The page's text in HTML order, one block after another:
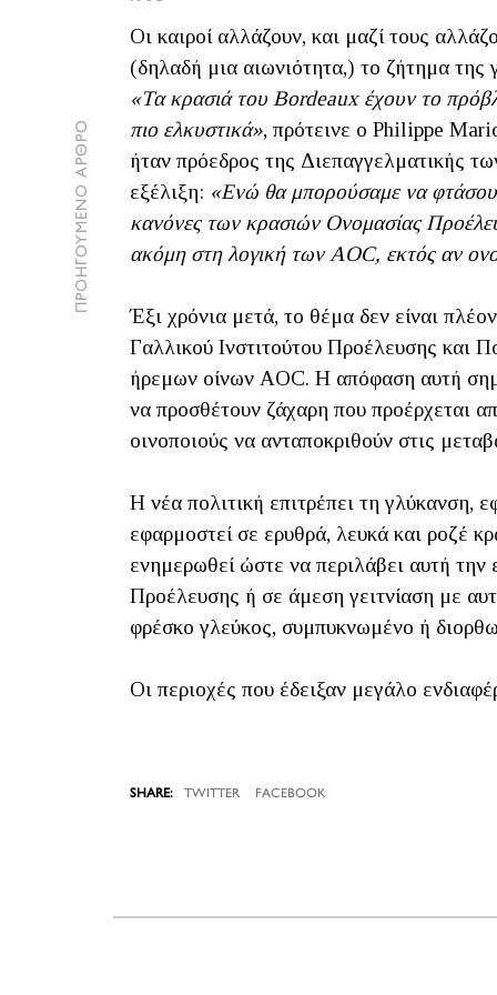
ΠΡΟΗΓΟΥΜΕΝΟ ΑΡΘΡΟ
Οι καιροί αλλάζουν, και μαζί τους
(δηλαδή μια αιωνιότητα,) το ζήτημα της
«Τα κρασιά του Bordeaux έχουν το
πιο ελκυστικά», πρότεινε ο Philippe
ήταν πρόεδρος της Διεπαγγελματικής
εξέλιξη: «Ενώ θα μπορούσαμε να
κανόνες των κρασιών Ονομασίας
ακόμη στη λογική των AOC, εκτός αν
Έξι χρόνια μετά, το θέμα δεν είναι
Γαλλικού Ινστιτούτου Προέλευσης και
ήρεμων οίνων AOC. Η απόφαση αυτή
να προσθέτουν ζάχαρη που προέρχεται
οινοποιούς να ανταποκριθούν στις
Η νέα πολιτική επιτρέπει τη γλύκανση,
εφαρμοστεί σε ερυθρά, λευκά και ροζέ
ενημερωθεί ώστε να περιλάβει αυτή
Προέλευσης ή σε άμεση γειτνίαση με
φρέσκο γλεύκος, συμπυκνωμένο ή
Οι περιοχές που έδειξαν μεγάλο
TWITTER FACEBOOK